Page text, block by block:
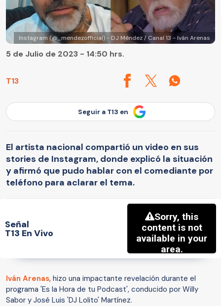
Instagram (@_mendezofficial) - DJ Méndez / Canal 13 - Iván Arenas
T13
5 de Julio de 2023 - 14:50 hrs.
Seguir a T13 en
El artista nacional compartió un video en sus
stories de Instagram, donde explicó la situación
y afirmó que pudo hablar con el comediante por
teléfono para aclarar el tema.
Señal
T13 En Vivo
Iván Arenas, hizo una impactante revelación durante el
programa 'Es la Hora de tu Podcast', conducido por Willy
Sabor y José Luis 'DJ Lolito' Martínez.